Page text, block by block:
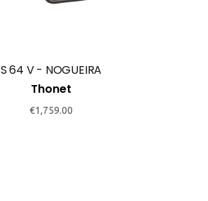
S 64 V - NOGUEIRA
Thonet
€1,759.00